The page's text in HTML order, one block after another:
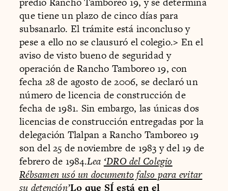
que tiene un plazo de cinco días para
subsanarlo. El trámite está inconcluso y
pese a ello no se clausuró el colegio.> En el
aviso de visto bueno de seguridad y
operación de Rancho Tamboreo 19, con
fecha 28 de agosto de 2006, se declaró un
número de licencia de construcción de
fecha de 1981. Sin embargo, las únicas dos
licencias de construcción entregadas por la
delegación Tlalpan a Rancho Tamboreo 19
son del 25 de noviembre de 1983 y del 19 de
febrero de 1984.Lea ‘DRO del Colegio
Rébsamen usó un documento falso para evitar
su detención’Lo que SÍ está en el